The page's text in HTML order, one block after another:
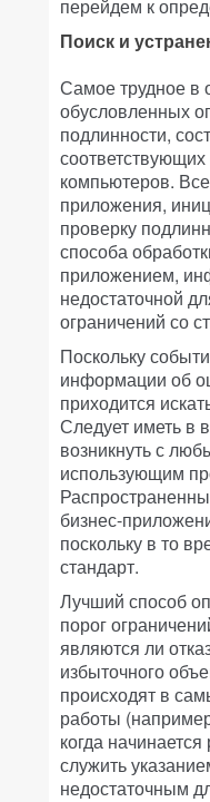
перейдем к
Поиск и
Самое трудное в
обусловленных
подлинности,
компьютеров.
приложения,
проверку
способа
приложением,
недостаточной
ограничений со
Поскольку
информации об
приходится
Следует иметь в
возникнуть с
использующим
бизнес-
поскольку в то
стандарт.
Лучший способ
порог
являются ли
избыточного
происходят в
работы
когда
служить
недостаточным